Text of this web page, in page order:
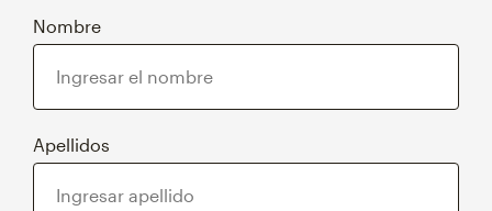
Nombre
Apellidos